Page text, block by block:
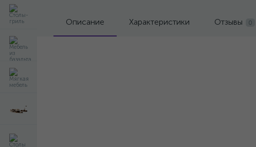
Описание Характеристики Отзывы 0